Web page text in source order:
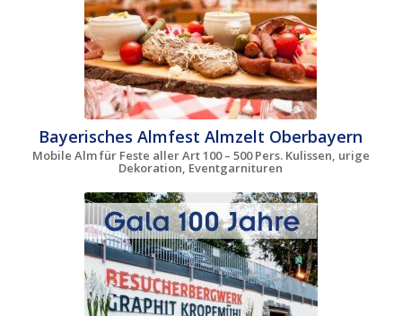
Bayerisches Almfest Almzelt Oberbayern
Mobile Alm für Feste aller Art 100 – 500 Pers. Kulissen, urige
Dekoration, Eventgarnituren